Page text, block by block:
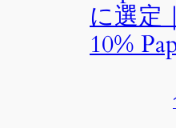
に選定
10%